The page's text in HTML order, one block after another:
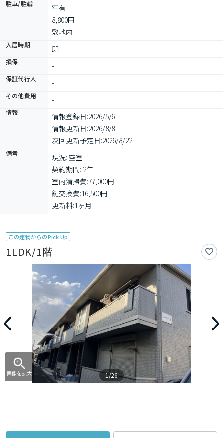
駐車/駐輪
空有
8,800円
敷地内
入居時期 即
損保 -
保証代行人 -
その他費用 -
情報 情報登録日:2026/5/6
情報更新日:2026/8/8
次回更新予定日:2026/8/22
備考
現況: 空室
契約期間: 2年
室内清掃費:77,000円
鍵交換費:16,500円
更新料:1ヶ月
この建物からのPick Up
1LDK/1階
画像を拡大 1/26